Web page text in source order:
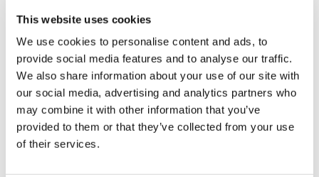
This website uses cookies
We use cookies to personalise content and ads, to
provide social media features and to analyse our traffic.
We also share information about your use of our site with
our social media, advertising and analytics partners who
may combine it with other information that you’ve
provided to them or that they’ve collected from your use
of their services.
Desde